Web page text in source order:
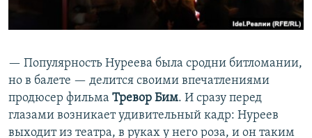
— Популярность Нуреева была сродни битломании,
но в балете — делится своими впечатлениями
продюсер фильма Тревор Бим. И сразу перед
глазами возникает удивительный кадр: Нуреев
выходит из театра, в руках у него роза, и он таким